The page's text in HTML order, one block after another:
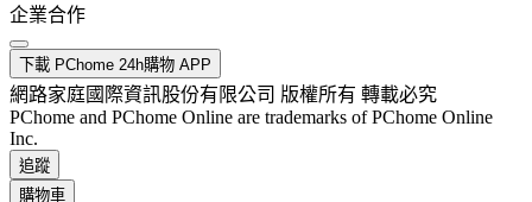
企業合作
下載 PChome 24h購物 APP
網路家庭國際資訊股份有限公司 版權所有 轉載必究
PChome and PChome Online are trademarks of PChome Online
Inc.
追蹤
購物車